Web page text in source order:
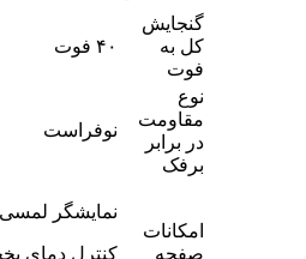
گنجایش
کل به
فوت
۴۰ فوت
نوع
مقاومت
در برابر
برفک
نوفراست
امکانات
صفحه
نمایشگر لمسی
کنترل دمای